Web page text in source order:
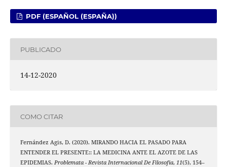
PDF (ESPAÑOL (ESPAÑA))
PUBLICADO
14-12-2020
COMO CITAR
Fernández Agis, D. (2020). MIRANDO HACIA EL PASADO PARA
ENTENDER EL PRESENTE:: LA MEDICINA ANTE EL AZOTE DE LAS
EPIDEMIAS. Problemata - Revista Internacional De Filosofia, 11(5), 154–